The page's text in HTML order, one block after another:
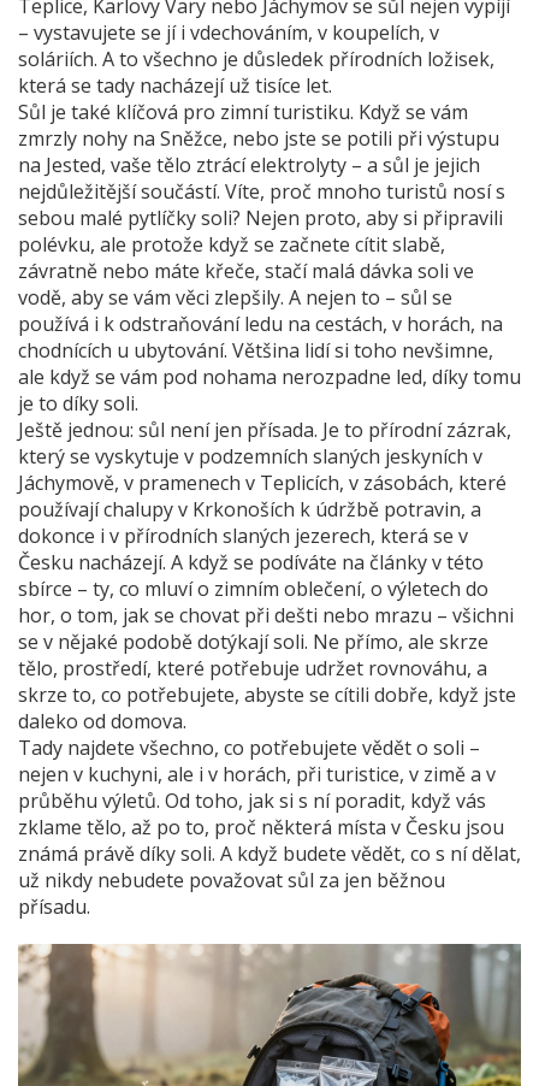
Teplice, Karlovy Vary nebo Jáchymov se sůl nejen vypíjí
– vystavujete se jí i vdechováním, v koupelích, v
soláriích. A to všechno je důsledek přírodních ložisek,
která se tady nacházejí už tisíce let.
Sůl je také klíčová pro zimní turistiku. Když se vám
zmrzly nohy na Sněžce, nebo jste se potili při výstupu
na Jested, vaše tělo ztrácí elektrolyty – a sůl je jejich
nejdůležitější součástí. Víte, proč mnoho turistů nosí s
sebou malé pytlíčky soli? Nejen proto, aby si připravili
polévku, ale protože když se začnete cítit slabě,
závratně nebo máte křeče, stačí malá dávka soli ve
vodě, aby se vám věci zlepšily. A nejen to – sůl se
používá i k odstraňování ledu na cestách, v horách, na
chodnících u ubytování. Většina lidí si toho nevšimne,
ale když se vám pod nohama nerozpadne led, díky tomu
je to díky soli.
Ještě jednou: sůl není jen přísada. Je to přírodní zázrak,
který se vyskytuje v podzemních slaných jeskyních v
Jáchymově, v pramenech v Teplicích, v zásobách, které
používají chalupy v Krkonoších k údržbě potravin, a
dokonce i v přírodních slaných jezerech, která se v
Česku nacházejí. A když se podíváte na články v této
sbírce – ty, co mluví o zimním oblečení, o výletech do
hor, o tom, jak se chovat při dešti nebo mrazu – všichni
se v nějaké podobě dotýkají soli. Ne přímo, ale skrze
tělo, prostředí, které potřebuje udržet rovnováhu, a
skrze to, co potřebujete, abyste se cítili dobře, když jste
daleko od domova.
Tady najdete všechno, co potřebujete vědět o soli –
nejen v kuchyni, ale i v horách, při turistice, v zimě a v
průběhu výletů. Od toho, jak si s ní poradit, když vás
zklame tělo, až po to, proč některá místa v Česku jsou
známá právě díky soli. A když budete vědět, co s ní dělat,
už nikdy nebudete považovat sůl za jen běžnou
přísadu.